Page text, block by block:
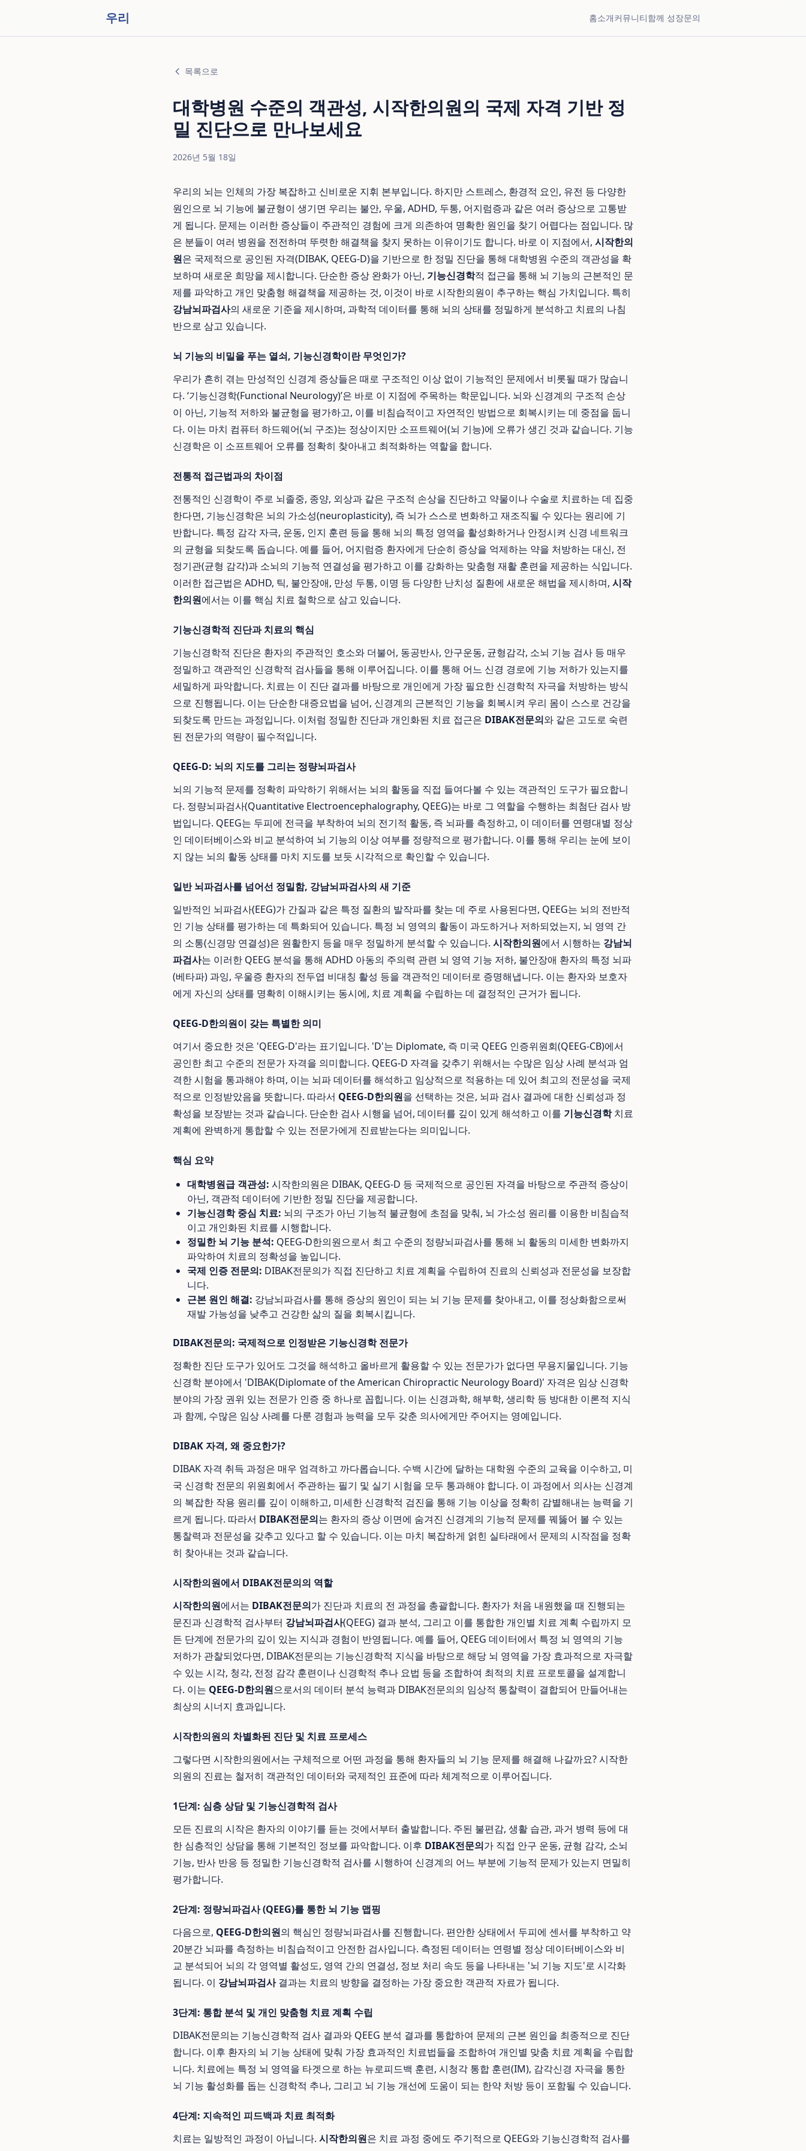
우리 홈소개커뮤니티함께 성장문의
목록으로
대학병원 수준의 객관성, 시작한의원의 국제 자격 기반 정
밀 진단으로 만나보세요
2026년 5월 18일
우리의 뇌는 인체의 가장 복잡하고 신비로운 지휘 본부입니다. 하지만 스트레스, 환경적 요인, 유전 등 다양한
원인으로 뇌 기능에 불균형이 생기면 우리는 불안, 우울, ADHD, 두통, 어지럼증과 같은 여러 증상으로 고통받
게 됩니다. 문제는 이러한 증상들이 주관적인 경험에 크게 의존하여 명확한 원인을 찾기 어렵다는 점입니다. 많
은 분들이 여러 병원을 전전하며 뚜렷한 해결책을 찾지 못하는 이유이기도 합니다. 바로 이 지점에서, 시작한의
원은 국제적으로 공인된 자격(DIBAK, QEEG-D)을 기반으로 한 정밀 진단을 통해 대학병원 수준의 객관성을 확
보하며 새로운 희망을 제시합니다. 단순한 증상 완화가 아닌, 기능신경학적 접근을 통해 뇌 기능의 근본적인 문
제를 파악하고 개인 맞춤형 해결책을 제공하는 것, 이것이 바로 시작한의원이 추구하는 핵심 가치입니다. 특히
강남뇌파검사의 새로운 기준을 제시하며, 과학적 데이터를 통해 뇌의 상태를 정밀하게 분석하고 치료의 나침
반으로 삼고 있습니다.
뇌 기능의 비밀을 푸는 열쇠, 기능신경학이란 무엇인가?
우리가 흔히 겪는 만성적인 신경계 증상들은 때로 구조적인 이상 없이 기능적인 문제에서 비롯될 때가 많습니
다. ‘기능신경학(Functional Neurology)’은 바로 이 지점에 주목하는 학문입니다. 뇌와 신경계의 구조적 손상
이 아닌, 기능적 저하와 불균형을 평가하고, 이를 비침습적이고 자연적인 방법으로 회복시키는 데 중점을 둡니
다. 이는 마치 컴퓨터 하드웨어(뇌 구조)는 정상이지만 소프트웨어(뇌 기능)에 오류가 생긴 것과 같습니다. 기능
신경학은 이 소프트웨어 오류를 정확히 찾아내고 최적화하는 역할을 합니다.
전통적 접근법과의 차이점
전통적인 신경학이 주로 뇌졸중, 종양, 외상과 같은 구조적 손상을 진단하고 약물이나 수술로 치료하는 데 집중
한다면, 기능신경학은 뇌의 가소성(neuroplasticity), 즉 뇌가 스스로 변화하고 재조직될 수 있다는 원리에 기
반합니다. 특정 감각 자극, 운동, 인지 훈련 등을 통해 뇌의 특정 영역을 활성화하거나 안정시켜 신경 네트워크
의 균형을 되찾도록 돕습니다. 예를 들어, 어지럼증 환자에게 단순히 증상을 억제하는 약을 처방하는 대신, 전
정기관(균형 감각)과 소뇌의 기능적 연결성을 평가하고 이를 강화하는 맞춤형 재활 훈련을 제공하는 식입니다.
이러한 접근법은 ADHD, 틱, 불안장애, 만성 두통, 이명 등 다양한 난치성 질환에 새로운 해법을 제시하며, 시작
한의원에서는 이를 핵심 치료 철학으로 삼고 있습니다.
기능신경학적 진단과 치료의 핵심
기능신경학적 진단은 환자의 주관적인 호소와 더불어, 동공반사, 안구운동, 균형감각, 소뇌 기능 검사 등 매우
정밀하고 객관적인 신경학적 검사들을 통해 이루어집니다. 이를 통해 어느 신경 경로에 기능 저하가 있는지를
세밀하게 파악합니다. 치료는 이 진단 결과를 바탕으로 개인에게 가장 필요한 신경학적 자극을 처방하는 방식
으로 진행됩니다. 이는 단순한 대증요법을 넘어, 신경계의 근본적인 기능을 회복시켜 우리 몸이 스스로 건강을
되찾도록 만드는 과정입니다. 이처럼 정밀한 진단과 개인화된 치료 접근은 DIBAK전문의와 같은 고도로 숙련
된 전문가의 역량이 필수적입니다.
QEEG-D: 뇌의 지도를 그리는 정량뇌파검사
뇌의 기능적 문제를 정확히 파악하기 위해서는 뇌의 활동을 직접 들여다볼 수 있는 객관적인 도구가 필요합니
다. 정량뇌파검사(Quantitative Electroencephalography, QEEG)는 바로 그 역할을 수행하는 최첨단 검사 방
법입니다. QEEG는 두피에 전극을 부착하여 뇌의 전기적 활동, 즉 뇌파를 측정하고, 이 데이터를 연령대별 정상
인 데이터베이스와 비교 분석하여 뇌 기능의 이상 여부를 정량적으로 평가합니다. 이를 통해 우리는 눈에 보이
지 않는 뇌의 활동 상태를 마치 지도를 보듯 시각적으로 확인할 수 있습니다.
일반 뇌파검사를 넘어선 정밀함, 강남뇌파검사의 새 기준
일반적인 뇌파검사(EEG)가 간질과 같은 특정 질환의 발작파를 찾는 데 주로 사용된다면, QEEG는 뇌의 전반적
인 기능 상태를 평가하는 데 특화되어 있습니다. 특정 뇌 영역의 활동이 과도하거나 저하되었는지, 뇌 영역 간
의 소통(신경망 연결성)은 원활한지 등을 매우 정밀하게 분석할 수 있습니다. 시작한의원에서 시행하는 강남뇌
파검사는 이러한 QEEG 분석을 통해 ADHD 아동의 주의력 관련 뇌 영역 기능 저하, 불안장애 환자의 특정 뇌파
(베타파) 과잉, 우울증 환자의 전두엽 비대칭 활성 등을 객관적인 데이터로 증명해냅니다. 이는 환자와 보호자
에게 자신의 상태를 명확히 이해시키는 동시에, 치료 계획을 수립하는 데 결정적인 근거가 됩니다.
QEEG-D한의원이 갖는 특별한 의미
여기서 중요한 것은 'QEEG-D'라는 표기입니다. 'D'는 Diplomate, 즉 미국 QEEG 인증위원회(QEEG-CB)에서
공인한 최고 수준의 전문가 자격을 의미합니다. QEEG-D 자격을 갖추기 위해서는 수많은 임상 사례 분석과 엄
격한 시험을 통과해야 하며, 이는 뇌파 데이터를 해석하고 임상적으로 적용하는 데 있어 최고의 전문성을 국제
적으로 인정받았음을 뜻합니다. 따라서 QEEG-D한의원을 선택하는 것은, 뇌파 검사 결과에 대한 신뢰성과 정
확성을 보장받는 것과 같습니다. 단순한 검사 시행을 넘어, 데이터를 깊이 있게 해석하고 이를 기능신경학치료
계획에 완벽하게 통합할 수 있는 전문가에게 진료받는다는 의미입니다.
핵심 요약
대학병원급 객관성: 시작한의원은 DIBAK, QEEG-D 등 국제적으로 공인된 자격을 바탕으로 주관적 증상이
아닌, 객관적 데이터에 기반한 정밀 진단을 제공합니다.
기능신경학 중심 치료: 뇌의 구조가 아닌 기능적 불균형에 초점을 맞춰, 뇌 가소성 원리를 이용한 비침습적
이고 개인화된 치료를 시행합니다.
정밀한 뇌 기능 분석: QEEG-D한의원으로서 최고 수준의 정량뇌파검사를 통해 뇌 활동의 미세한 변화까지
파악하여 치료의 정확성을 높입니다.
국제 인증 전문의: DIBAK전문의가 직접 진단하고 치료 계획을 수립하여 진료의 신뢰성과 전문성을 보장합
니다.
근본 원인 해결: 강남뇌파검사를 통해 증상의 원인이 되는 뇌 기능 문제를 찾아내고, 이를 정상화함으로써
재발 가능성을 낮추고 건강한 삶의 질을 회복시킵니다.
DIBAK전문의: 국제적으로 인정받은 기능신경학 전문가
정확한 진단 도구가 있어도 그것을 해석하고 올바르게 활용할 수 있는 전문가가 없다면 무용지물입니다. 기능
신경학 분야에서 'DIBAK(Diplomate of the American Chiropractic Neurology Board)' 자격은 임상 신경학
분야의 가장 권위 있는 전문가 인증 중 하나로 꼽힙니다. 이는 신경과학, 해부학, 생리학 등 방대한 이론적 지식
과 함께, 수많은 임상 사례를 다룬 경험과 능력을 모두 갖춘 의사에게만 주어지는 영예입니다.
DIBAK 자격, 왜 중요한가?
DIBAK 자격 취득 과정은 매우 엄격하고 까다롭습니다. 수백 시간에 달하는 대학원 수준의 교육을 이수하고, 미
국 신경학 전문의 위원회에서 주관하는 필기 및 실기 시험을 모두 통과해야 합니다. 이 과정에서 의사는 신경계
의 복잡한 작용 원리를 깊이 이해하고, 미세한 신경학적 검진을 통해 기능 이상을 정확히 감별해내는 능력을 기
르게 됩니다. 따라서 DIBAK전문의는 환자의 증상 이면에 숨겨진 신경계의 기능적 문제를 꿰뚫어 볼 수 있는
통찰력과 전문성을 갖추고 있다고 할 수 있습니다. 이는 마치 복잡하게 얽힌 실타래에서 문제의 시작점을 정확
히 찾아내는 것과 같습니다.
시작한의원에서 DIBAK전문의의 역할
시작한의원에서는 DIBAK전문의가 진단과 치료의 전 과정을 총괄합니다. 환자가 처음 내원했을 때 진행되는
문진과 신경학적 검사부터 강남뇌파검사(QEEG) 결과 분석, 그리고 이를 통합한 개인별 치료 계획 수립까지 모
든 단계에 전문가의 깊이 있는 지식과 경험이 반영됩니다. 예를 들어, QEEG 데이터에서 특정 뇌 영역의 기능
저하가 관찰되었다면, DIBAK전문의는 기능신경학적 지식을 바탕으로 해당 뇌 영역을 가장 효과적으로 자극할
수 있는 시각, 청각, 전정 감각 훈련이나 신경학적 추나 요법 등을 조합하여 최적의 치료 프로토콜을 설계합니
다. 이는 QEEG-D한의원으로서의 데이터 분석 능력과 DIBAK전문의의 임상적 통찰력이 결합되어 만들어내는
최상의 시너지 효과입니다.
시작한의원의 차별화된 진단 및 치료 프로세스
그렇다면 시작한의원에서는 구체적으로 어떤 과정을 통해 환자들의 뇌 기능 문제를 해결해 나갈까요? 시작한
의원의 진료는 철저히 객관적인 데이터와 국제적인 표준에 따라 체계적으로 이루어집니다.
1단계: 심층 상담 및 기능신경학적 검사
모든 진료의 시작은 환자의 이야기를 듣는 것에서부터 출발합니다. 주된 불편감, 생활 습관, 과거 병력 등에 대
한 심층적인 상담을 통해 기본적인 정보를 파악합니다. 이후 DIBAK전문의가 직접 안구 운동, 균형 감각, 소뇌
기능, 반사 반응 등 정밀한 기능신경학적 검사를 시행하여 신경계의 어느 부분에 기능적 문제가 있는지 면밀히
평가합니다.
2단계: 정량뇌파검사 (QEEG)를 통한 뇌 기능 맵핑
다음으로, QEEG-D한의원의 핵심인 정량뇌파검사를 진행합니다. 편안한 상태에서 두피에 센서를 부착하고 약
20분간 뇌파를 측정하는 비침습적이고 안전한 검사입니다. 측정된 데이터는 연령별 정상 데이터베이스와 비
교 분석되어 뇌의 각 영역별 활성도, 영역 간의 연결성, 정보 처리 속도 등을 나타내는 '뇌 기능 지도'로 시각화
됩니다. 이 강남뇌파검사결과는 치료의 방향을 결정하는 가장 중요한 객관적 자료가 됩니다.
3단계: 통합 분석 및 개인 맞춤형 치료 계획 수립
DIBAK전문의는 기능신경학적 검사 결과와 QEEG 분석 결과를 통합하여 문제의 근본 원인을 최종적으로 진단
합니다. 이후 환자의 뇌 기능 상태에 맞춰 가장 효과적인 치료법들을 조합하여 개인별 맞춤 치료 계획을 수립합
니다. 치료에는 특정 뇌 영역을 타겟으로 하는 뉴로피드백 훈련, 시청각 통합 훈련(IM), 감각신경 자극을 통한
뇌 기능 활성화를 돕는 신경학적 추나, 그리고 뇌 기능 개선에 도움이 되는 한약 처방 등이 포함될 수 있습니다.
4단계: 지속적인 피드백과 치료 최적화
치료는 일방적인 과정이 아닙니다. 시작한의원은 치료 과정 중에도 주기적으로 QEEG와 기능신경학적 검사를